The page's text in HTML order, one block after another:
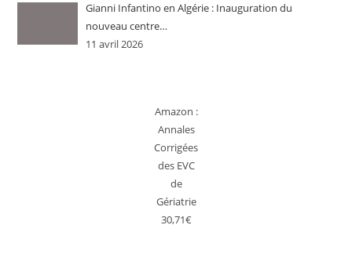
Gianni Infantino en Algérie : Inauguration du
nouveau centre…
11 avril 2026
Amazon :
Annales
Corrigées
des EVC
de
Gériatrie
30,71€